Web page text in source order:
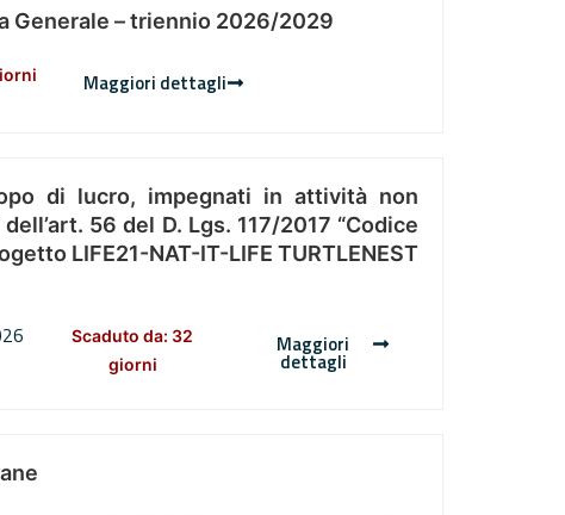
Generale – triennio 2026/2029
Maggiori dettagli
di lucro, impegnati in attività non
56 del D. Lgs. 117/2017 “Codice
LIFE21-NAT-IT-LIFE TURTLENEST
Scaduto da: 32
giorni
Maggiori
dettagli